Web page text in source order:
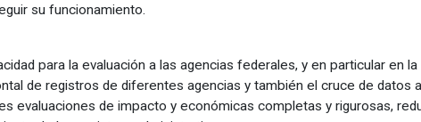
su funcionamiento.
para la evaluación a las agencias federales, y en particular en
de registros de diferentes agencias y también el cruce de datos
evaluaciones de impacto y económicas completas y rigurosas,